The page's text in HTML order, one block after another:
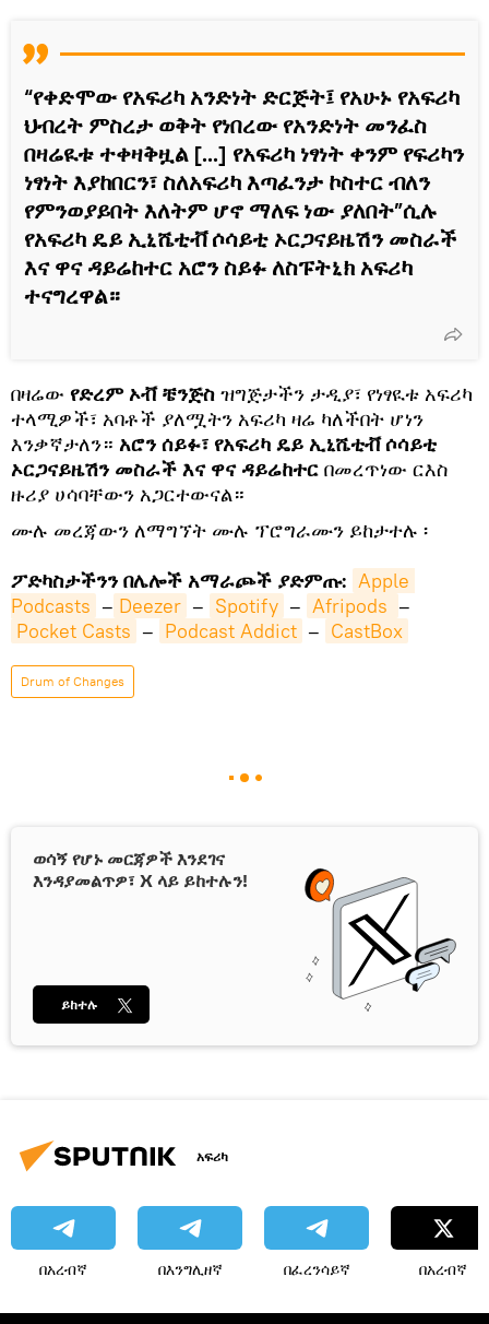
“የቀድሞው የአፍሪካ አንድነት ድርጅት፤ የአሁኑ የአፍሪካ
ህብረት ምስረታ ወቅት የነበረው የአንድነት መንፈስ
በዛሬዪቱ ተቀዛቅዟል [...] የአፍሪካ ነፃነት ቀንም የፍሪካን
ነፃነት እያከበርን፣ ስለአፍሪካ እጣፈንታ ኮስተር ብለን
የምንወያይበት እለትም ሆኖ ማለፍ ነው ያለበት”ሲሉ
የአፍሪካ ዴይ ኢኒሼቲቭ ሶሳይቲ ኦርጋናይዜሽን መስራች
እና ዋና ዳይሬከተር አሮን ስይፉ ለስፑትኒክ አፍሪካ
ተናግረዋል።
በዛሬው የድረም ኦቭ ቼንጅስ ዝግጅታችን ታዲያ፣ የነፃዪቱ አፍሪካ
ተላሚዎች፣ አባቶች ያለሟትን አፍሪካ ዛሬ ካለችበት ሆነን
እንቃኛታለን። አሮን ሰይፉ፣ የአፍሪካ ዴይ ኢኒሼቲቭ ሶሳይቲ
ኦርጋናይዜሽን መስራች እና ዋና ዳይሬከተር በመረጥነው ርእስ
ዙሪያ ሀሳባቸውን አጋርተውናል።
ሙሉ መረጃውን ለማግኘት ሙሉ ፕሮግራሙን ይከታተሉ ፡
ፖድካስታችንን በሌሎች አማራጮች ያድምጡ: Apple
Podcasts – Deezer – Spotify – Afripods –
Pocket Casts – Podcast Addict – CastBox
Drum of Changes
ወሳኝ የሆኑ መርጃዎች እንደገና
እንዳያመልጥዎ፣ X ላይ ይከተሉን!
ይከተሉ
አፍሪካ
በአረብኛ በእንግሊዘኛ በፈረንሳይኛ በአረብኛ